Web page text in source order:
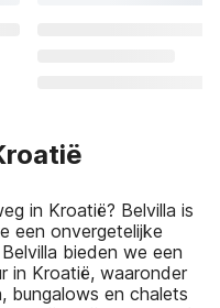
in Kroatië? Belvilla is
een onvergetelijke
bieden we een
in Kroatië, waaronder
bungalows en chalets